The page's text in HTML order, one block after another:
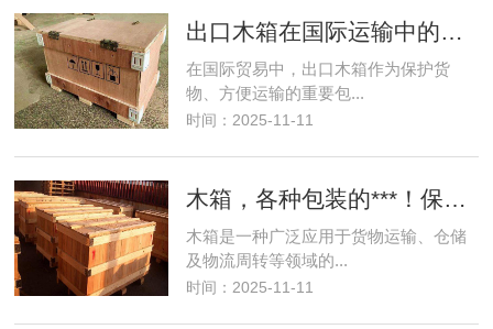
出口木箱在国际运输中的注意事项有哪些？
在国际贸易中，出口木箱作为保护货
物、方便运输的重要包...
时间：2025-11-11
木箱，各种包装的***！保定木箱选迅捷
木箱是一种广泛应用于货物运输、仓储
及物流周转等领域的...
时间：2025-11-11